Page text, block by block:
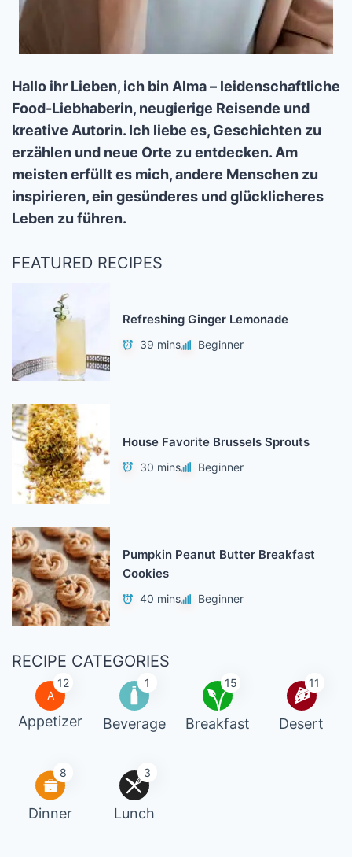
Hallo ihr Lieben, ich bin Alma – leidenschaftliche
Food-Liebhaberin, neugierige Reisende und
kreative Autorin. Ich liebe es, Geschichten zu
erzählen und neue Orte zu entdecken. Am
meisten erfüllt es mich, andere Menschen zu
inspirieren, ein gesünderes und glücklicheres
Leben zu führen.
FEATURED RECIPES
Refreshing Ginger Lemonade
39 mins Beginner
House Favorite Brussels Sprouts
30 mins Beginner
Pumpkin Peanut Butter Breakfast
Cookies
40 mins Beginner
RECIPE CATEGORIES
A
12
Appetizer
1
Beverage
15
Breakfast
11
Desert
8
Dinner
3
Lunch